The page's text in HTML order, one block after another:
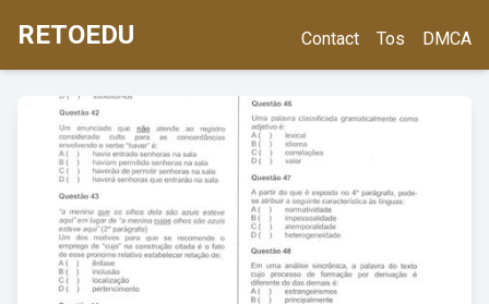
RETOEDU Contact Tos DMCA